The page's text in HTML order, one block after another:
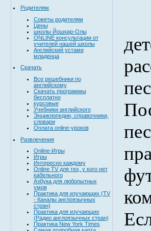
Родителям
Советы родителям
Цены
школы Йошкар-Олы
ONLINE консультации от
учителей нашей школы
Английский устами
младенца
Скачать
Все решебники по
английскому
Скачать программы
бесплатно
курсовые
Учебники английского
Энциклопедии, справочники,
словари
Оплата online-уроков
Развлечения
Online-Игры
Игры
Интересно каждому
Online TV для тех, у кого нет
кабельного
Азбука для любопытных
умов
Практика для изучающих (TV
- Каналы англоязычных
стран)
Практика для изучающих
(Радио англоязычных стран)
Практика New York Times